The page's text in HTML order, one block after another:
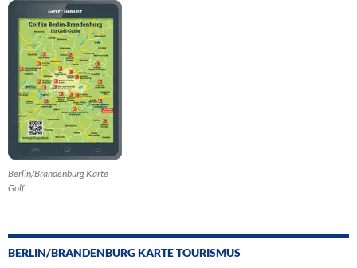
Berlin/Brandenburg Karte
Golf
BERLIN/BRANDENBURG KARTE TOURISMUS